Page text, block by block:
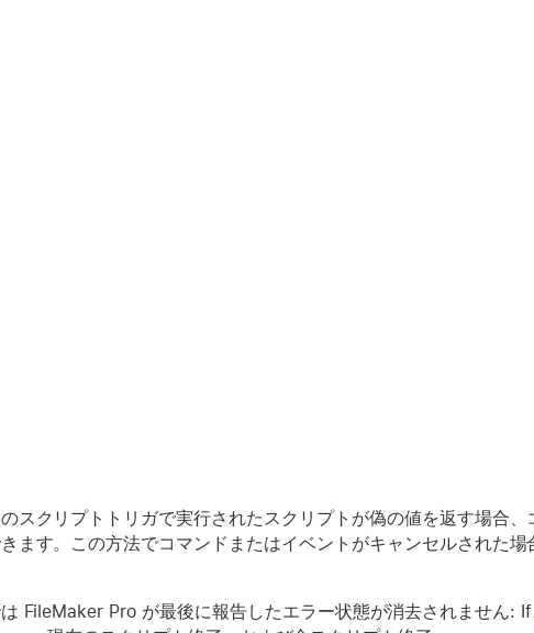
スクリプトトリガで実行されたスクリプトが偽の値を返す場合
ます。この方法でコマンドまたはイベントがキャンセルされた
FileMaker Pro が最後に報告したエラー状態が消去されません: